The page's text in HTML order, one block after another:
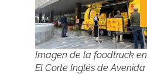
Imagen de la foodtruck en
El Corte Inglés de Avenida